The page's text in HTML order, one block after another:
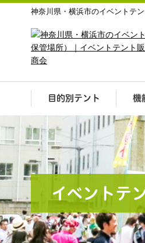
神奈川県・横浜市のイベントテ
目的別テント 機
イベントテ